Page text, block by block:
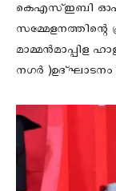
കെഎസ്‌ഇബി
സമ്മേളനത്തിന്റെ
മാമ്മൻമാപ്പിള
നഗര്‍ )ഉദ്‌ഘാടനം